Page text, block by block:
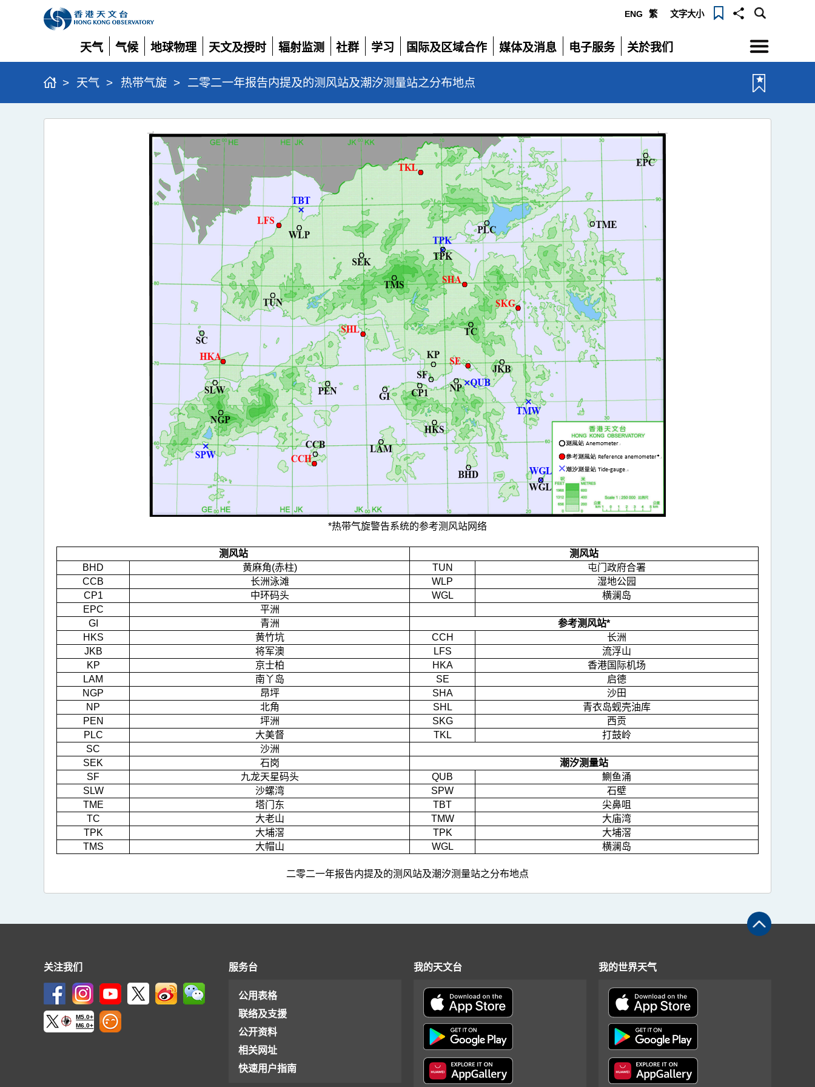
ENG 繁 文字大小
天气
展
开
气候
展
开
地球物理
展
开
天文及授时
展
开
辐射监测
展
开
社群
展
开
学习
展
开
国际及区域合作
展
开
媒体及消息
展
电子服务
展
关於我们
展
选
单
> 天气 > 热带气旋 > 二零二一年报告内提及的测风站及潮汐测量站之分布地点
二
地
点
*热带气旋警告系统的参考测风站网络
测风站
测风站
BHD
黄麻角(赤柱) TUN
屯门政府合署
CCB
长洲泳滩 WLP
湿地公园
CP1
中环码头 WGL
横澜岛
EPC
平洲
GI
青洲
参考测风站*
HKS
黄竹坑 CCH
长洲
JKB
将军澳 LFS
流浮山
KP
京士柏 HKA
香港国际机场
LAM
南丫岛 SE
启德
NGP
昂坪 SHA
沙田
NP
北角 SHL
青衣岛蚬壳油库
PEN
坪洲 SKG
西贡
PLC
大美督 TKL
打鼓岭
SC
沙洲
SEK
石岗
潮汐测量站
SF
九龙天星码头 QUB
鰂鱼涌
SLW
沙螺湾 SPW
石壁
TME
塔门东 TBT
尖鼻咀
TC
大老山 TMW
大庙湾
TPK
大埔滘 TPK
大埔滘
TMS
大帽山 WGL 横澜岛
二零二一年报告内提及的测风站及潮汐测量站之分布地点
关注我们
M5.0+
M6.0+
服务台
公用表格
联络及支援
公开资料
相关网址
快速用户指南
我的天文台 我的世界天气